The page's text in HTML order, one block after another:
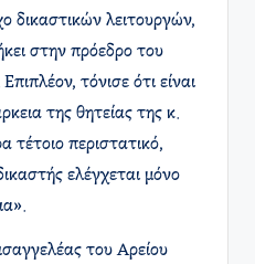
δικαστικών λειτουργών,
στην πρόεδρο του
τόνισε ότι είναι
της θητείας της κ.
περιστατικό,
ελέγχεται μόνο
του Αρείου